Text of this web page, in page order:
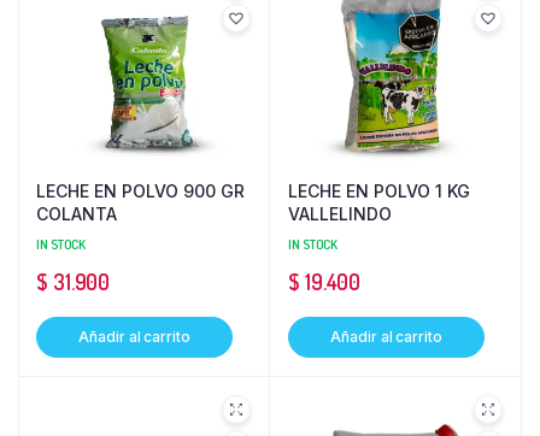
LECHE EN POLVO 900 GR
COLANTA
IN STOCK
$ 31.900
Añadir al carrito
LECHE EN POLVO 1 KG
VALLELINDO
IN STOCK
$ 19.400
Añadir al carrito